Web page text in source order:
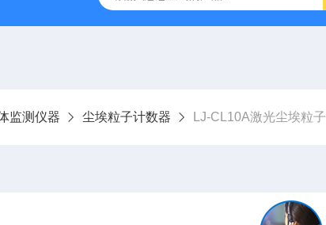
监测仪器 尘埃粒子计数器 LJ-CL10A激光尘埃粒